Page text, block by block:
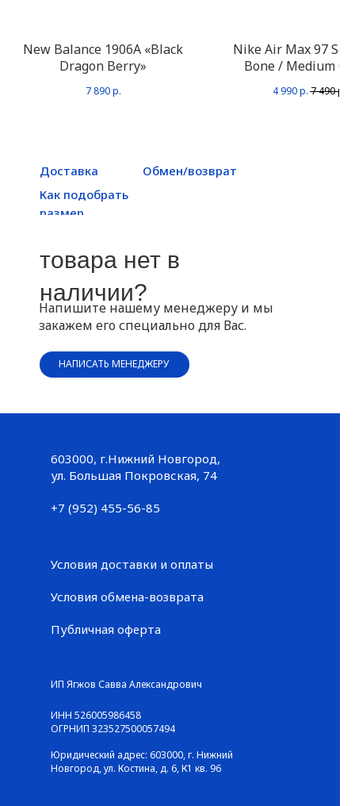
New Balance 1906A «Black
Dragon Berry»
7 890 р.
Nike Air Max 97 SE
Bone / Medium
4 990 р. 7 490р.
Доставка
Обмен/возврат
Как подобрать
размер
товара нет в
наличии?
Напишите нашему менеджеру и мы
закажем его специально для Вас.
НАПИСАТЬ МЕНЕДЖЕРУ
Большая Покровская, 74
+7 (952) 455-56-85
603000, г.Нижний Новгород,
ул. Большая Покровская, 74
+7 (952) 455-56-85
Условия доставки и оплаты
Условия обмена-возврата
Публичная оферта
ИП Ягжов Савва Александрович
ИНН 526005986458
ОГРНИП 323527500057494
Юридический адрес: 603000, г. Нижний
Новгород, ул. Костина, д. 6, К1 кв. 96